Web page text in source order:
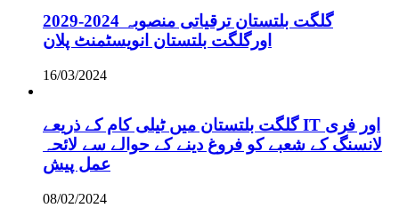
گلگت بلتستان ترقیاتی منصوبہ 2024-2029
اورگلگت بلتستان انویسٹمنٹ پلان
16/03/2024
گلگت بلتستان میں ٹیلی کام کے ذریعے IT اور فری
لانسنگ کے شعبے کو فروغ دینے کے حوالے سے لائحہ
عمل پیش
08/02/2024